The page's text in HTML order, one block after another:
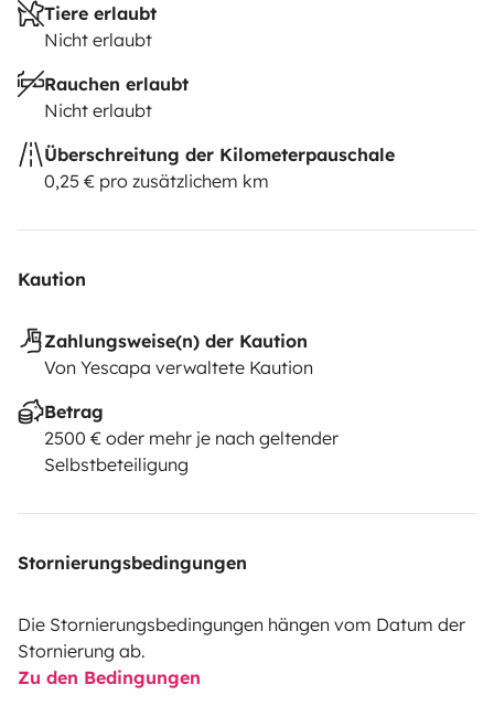
Tiere erlaubt
Nicht erlaubt
Rauchen erlaubt
Nicht erlaubt
Überschreitung der Kilometerpauschale
0,25 € pro zusätzlichem km
Kaution
Zahlungsweise(n) der Kaution
Von Yescapa verwaltete Kaution
Betrag
2500 € oder mehr je nach geltender
Selbstbeteiligung
Stornierungsbedingungen
Die Stornierungsbedingungen hängen vom Datum der
Stornierung ab.
Zu den Bedingungen